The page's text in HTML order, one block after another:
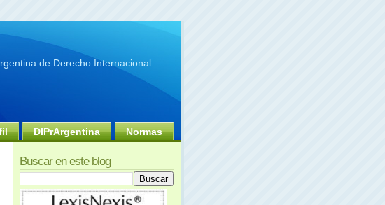
de Derecho Internacional
DIPrArgentina Normas
Buscar en este blog